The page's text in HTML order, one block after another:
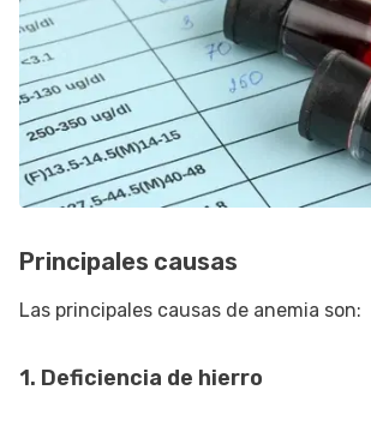
Principales causas
Las principales causas de anemia son:
1. Deficiencia de hierro